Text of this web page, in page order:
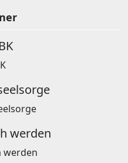
werden